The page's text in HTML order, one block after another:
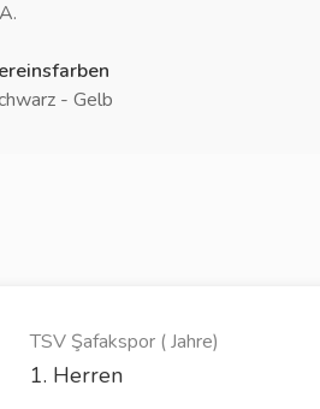
- Gelb
TSV Şafakspor ( Jahre)
1. Herren